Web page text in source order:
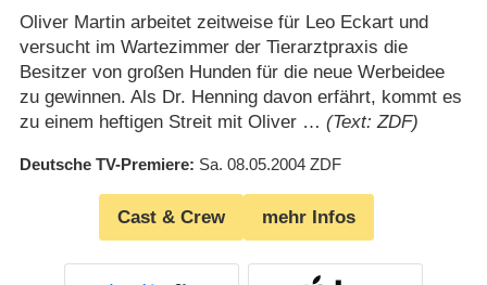
Oliver Martin arbeitet zeitweise für Leo Eckart und
versucht im Wartezimmer der Tierarztpraxis die
Besitzer von großen Hunden für die neue Werbeidee
zu gewinnen. Als Dr. Henning davon erfährt, kommt es
zu einem heftigen Streit mit Oliver … (Text: ZDF)
Deutsche TV-Premiere Sa. 08.05.2004 ZDF
Cast & Crew mehr Infos